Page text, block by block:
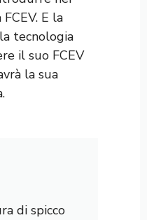
E la
tecnologia
il suo FCEV
la sua
di spicco